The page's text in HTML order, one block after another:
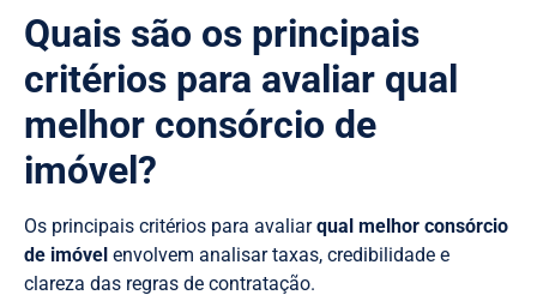
Quais são os principais
critérios para avaliar qual
melhor consórcio de
imóvel?
Os principais critérios para avaliarqual melhor consórcio
de imóvel envolvem analisar taxas, credibilidade e
clareza das regras de contratação.